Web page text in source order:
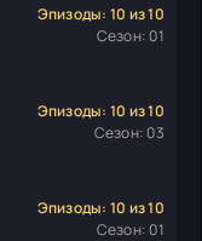
Эпизоды: 10 из 10
Сезон: 01
Эпизоды: 10 из 10
Сезон: 03
Эпизоды: 10 из 10
Сезон: 01